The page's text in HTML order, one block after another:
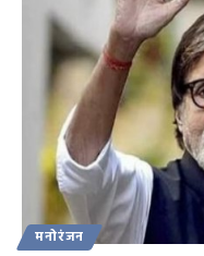
मनोरंजन